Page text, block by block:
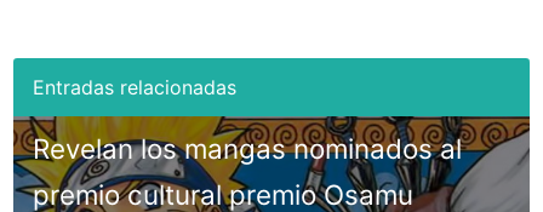
Revelan los mangas nominados al
premio cultural premio Osamu